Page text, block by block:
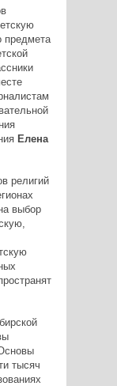
предмета
Елена
религий
выбор
тысяч